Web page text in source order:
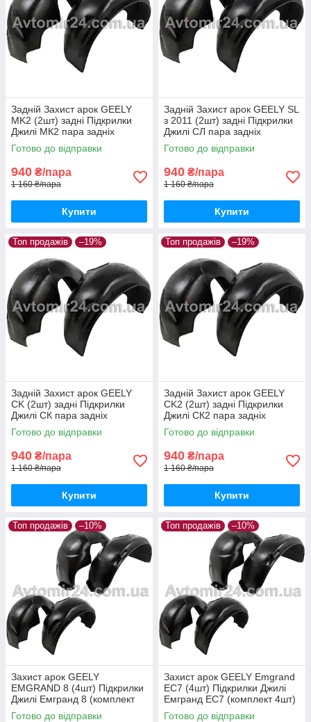
Задній Захист арок GEELY
MK2 (2шт) задні Підкрилки
Джилі МК2 пара задніх
Готово до відправки
940 ₴/пара
1 160 ₴/пара
Купити
Задній Захист арок GEELY SL
з 2011 (2шт) задні Підкрилки
Джилі СЛ пара задніх
Готово до відправки
940 ₴/пара
1 160 ₴/пара
Купити
Топ продажів –19%
Задній Захист арок GEELY
СK (2шт) задні Підкрилки
Джилі СК пара задніх
Готово до відправки
940 ₴/пара
1 160 ₴/пара
Купити
Топ продажів –19%
Задній Захист арок GEELY
СK2 (2шт) задні Підкрилки
Джилі СК2 пара задніх
Готово до відправки
940 ₴/пара
1 160 ₴/пара
Купити
Топ продажів –10%
Захист арок GEELY
EMGRAND 8 (4шт) Підкрилки
Джилі Емгранд 8 (комплект
4шт)
Готово до відправки
Топ продажів –10%
Захист арок GEELY Emgrand
EC7 (4шт) Підкрилки Джилі
Емгранд ЕС7 (комплект 4шт)
Готово до відправки